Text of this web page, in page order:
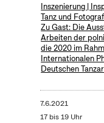
Inszenierung |
Tanz und
Zu Gast: Die
Arbeiten der
die 2020 im
Internationalen
Deutschen
7.6.2021
17 bis 19 Uhr